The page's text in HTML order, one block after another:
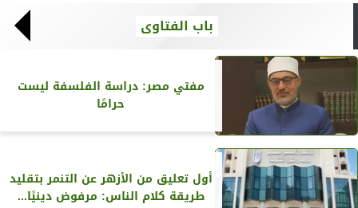
باب الفتاوى
مفتي مصر: دراسة الفلسفة ليست
حرامًا
أول تعليق من الأزهر عن التنمر بتقليد
طريقة كلام الناس: مرفوض دينيًا...